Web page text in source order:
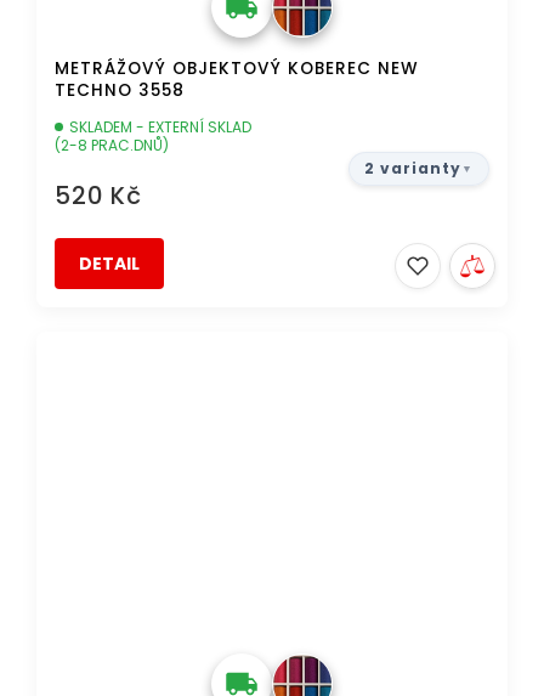
METRÁŽOVÝ OBJEKTOVÝ KOBEREC NEW
TECHNO 3558
SKLADEM - EXTERNÍ SKLAD
(2-8 PRAC.DNŮ)
520 Kč
DETAIL
2 varianty